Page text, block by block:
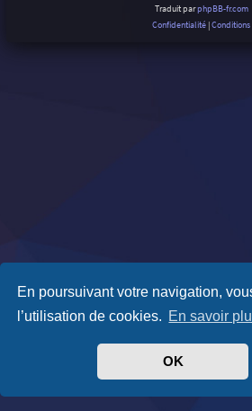
En poursuivant votre navigation,
l’utilisation de cookies. En savoir
OK
Traduit parphpBB-fr.com
Confidentialité |Conditions